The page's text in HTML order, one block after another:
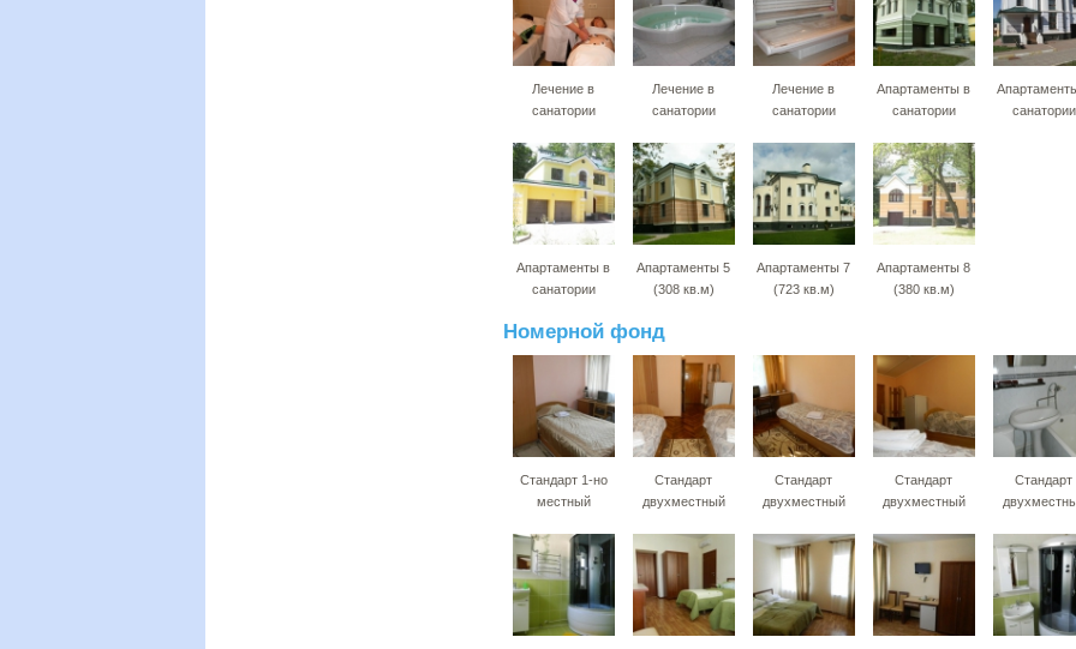
Лечение в
санатории
Лечение в
санатории
Лечение в
санатории
Апартаменты в
санатории
санатории
Апартаменты в
санатории
Апартаменты 5
(308 кв.м)
Апартаменты 7
(723 кв.м)
Апартаменты 8
(380 кв.м)
Номерной фонд
Стандарт 1-но
местный
Стандарт
двухместный
Стандарт
двухместный
Стандарт
двухместный
Стандарт